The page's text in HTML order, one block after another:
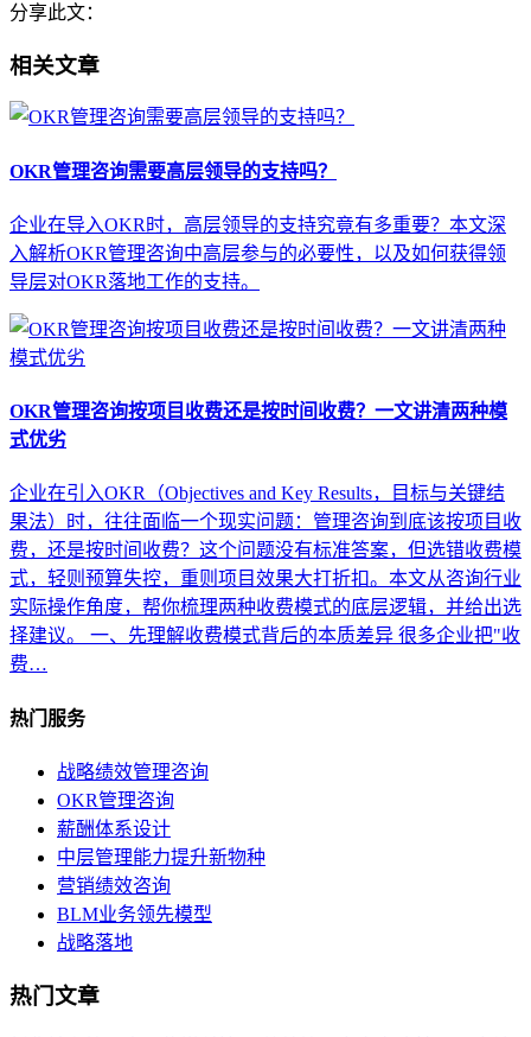
分享此文：
相关文章
OKR管理咨询需要高层领导的支持吗？
企业在导入OKR时，高层领导的支持究竟有多重要？本文深
入解析OKR管理咨询中高层参与的必要性，以及如何获得领
导层对OKR落地工作的支持。
OKR管理咨询按项目收费还是按时间收费？一文讲清两种模
式优劣
企业在引入OKR（Objectives and Key Results，目标与关键结
果法）时，往往面临一个现实问题：管理咨询到底该按项目收
费，还是按时间收费？这个问题没有标准答案，但选错收费模
式，轻则预算失控，重则项目效果大打折扣。本文从咨询行业
实际操作角度，帮你梳理两种收费模式的底层逻辑，并给出选
择建议。 一、先理解收费模式背后的本质差异 很多企业把"收
费…
热门服务
战略绩效管理咨询
OKR管理咨询
薪酬体系设计
中层管理能力提升新物种
营销绩效咨询
BLM业务领先模型
战略落地
热门文章